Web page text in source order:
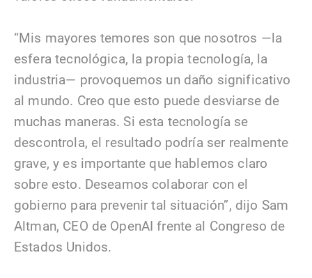
“Mis mayores temores son que nosotros —la
esfera tecnológica, la propia tecnología, la
industria— provoquemos un daño significativo
al mundo. Creo que esto puede desviarse de
muchas maneras. Si esta tecnología se
descontrola, el resultado podría ser realmente
grave, y es importante que hablemos claro
sobre esto. Deseamos colaborar con el
gobierno para prevenir tal situación”, dijo Sam
Altman, CEO de OpenAI frente al Congreso de
Estados Unidos.